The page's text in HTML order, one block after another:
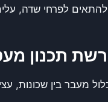
לפרחי שדה, עלים
תכנון
מעבר בין